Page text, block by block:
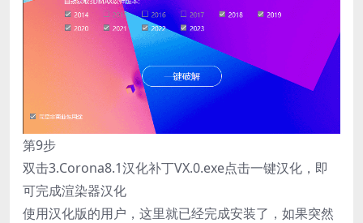
第9步
双击3.Corona8.1汉化补丁VX.0.exe点击一键汉化，即
可完成渲染器汉化
使用汉化版的用户，这里就已经完成安装了，如果突然